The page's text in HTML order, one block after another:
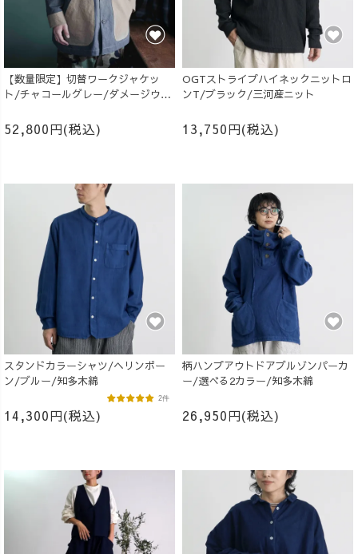
【数量限定】切替ワークジャケッ
ト/チャコールグレー/ダメージウォ
52,800円(税込)
OGTストライプハイネックニットロ
ンT/ブラック/三河産ニット
13,750円(税込)
スタンドカラーシャツ/ヘリンボー
ン/ブルー/知多木綿
14,300円(税込)
2件
柄ハンプアウトドアブルゾンパーカ
ー/選べる2カラー/知多木綿
26,950円(税込)